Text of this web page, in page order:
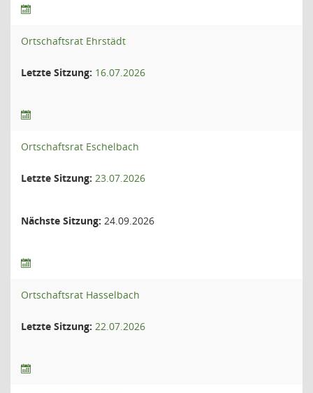
Ortschaftsrat Ehrstädt
Letzte Sitzung: 16.07.2026
Ortschaftsrat Eschelbach
Letzte Sitzung: 23.07.2026
Nächste Sitzung: 24.09.2026
Ortschaftsrat Hasselbach
Letzte Sitzung: 22.07.2026